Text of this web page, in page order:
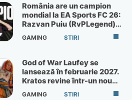
România are un campion
mondial la EA Sports FC 26:
Razvan Puiu (RvPLegend)
câștigă turneul de la Paris
GAMING STIRI
God of War Laufey se
lansează în februarie 2027.
Kratos revine într-un nou
God of War
GAMING STIRI